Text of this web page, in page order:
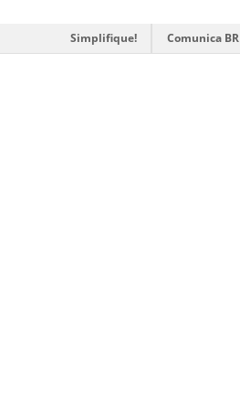
Simplifique! Comunica BR